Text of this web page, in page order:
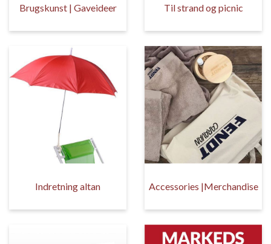
Brugskunst | Gaveideer Til strand og picnic
Indretning altan Accessories |Merchandise